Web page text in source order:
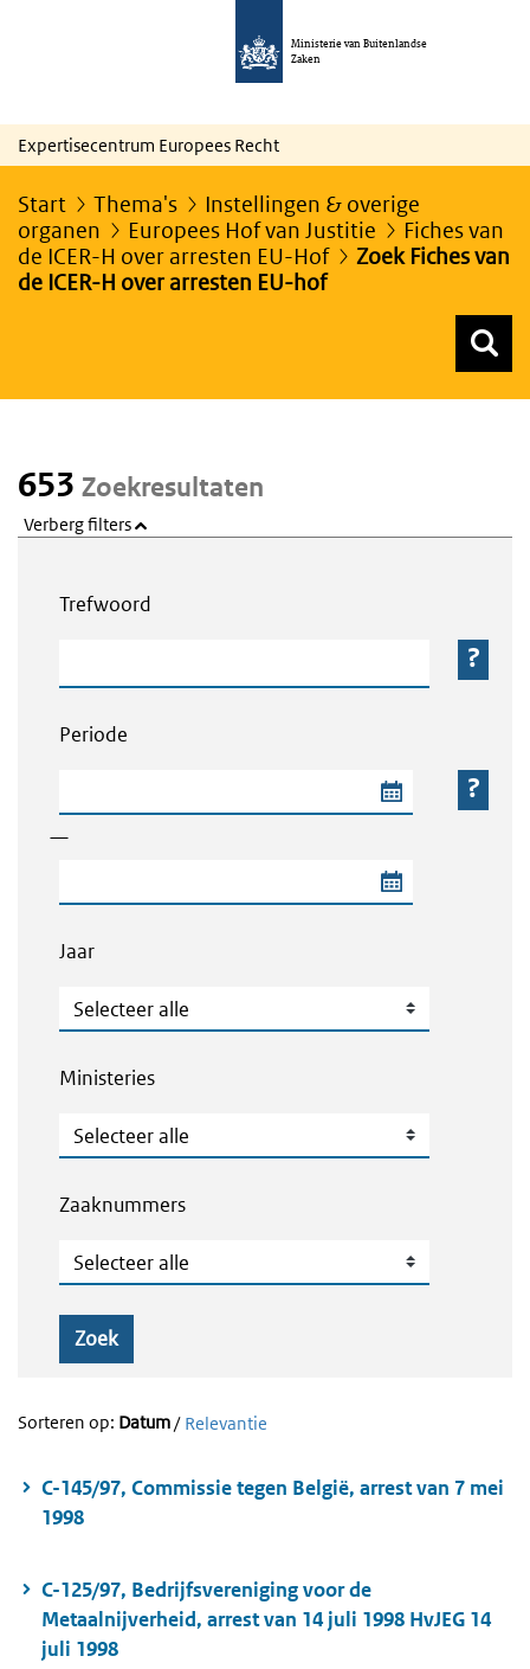
Ministerie van Buitenlandse
Zaken
Expertisecentrum Europees Recht
Start Thema's
Instellingen & overige
organen
Europees Hof van Justitie
Fiches van
de ICER-H over arresten EU-Hof
Zoek Fiches van
de ICER-H over arresten EU-hof
653 Zoekresultaten
Verberg filters
Trefwoord
Periode
—
Jaar
Jaar
Ministeries
Ministeries
Zaaknummers
Zaaknummers
Zoek
Sorteren op: Datum/ Relevantie
C-145/97, Commissie tegen België, arrest van 7 mei
1998
C-125/97, Bedrijfsvereniging voor de
Metaalnijverheid, arrest van 14 juli 1998 HvJEG 14
juli 1998